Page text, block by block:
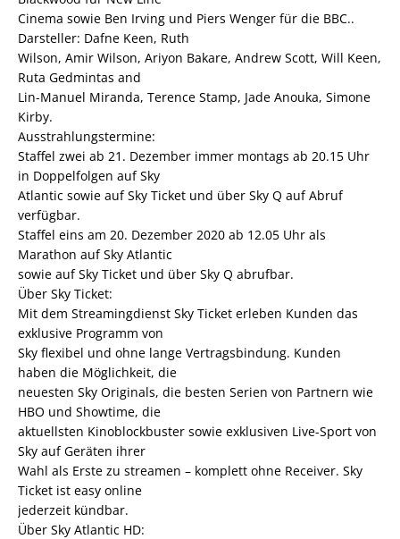
Cinema sowie Ben Irving und Piers Wenger für die BBC..
Darsteller: Dafne Keen, Ruth
Wilson, Amir Wilson, Ariyon Bakare, Andrew Scott, Will Keen,
Ruta Gedmintas and
Lin-Manuel Miranda, Terence Stamp, Jade Anouka, Simone
Kirby.
Ausstrahlungstermine:
Staffel zwei ab 21. Dezember immer montags ab 20.15 Uhr
in Doppelfolgen auf Sky
Atlantic sowie auf Sky Ticket und über Sky Q auf Abruf
verfügbar.
Staffel eins am 20. Dezember 2020 ab 12.05 Uhr als
Marathon auf Sky Atlantic
sowie auf Sky Ticket und über Sky Q abrufbar.
Über Sky Ticket:
Mit dem Streamingdienst Sky Ticket erleben Kunden das
exklusive Programm von
Sky flexibel und ohne lange Vertragsbindung. Kunden
haben die Möglichkeit, die
neuesten Sky Originals, die besten Serien von Partnern wie
HBO und Showtime, die
aktuellsten Kinoblockbuster sowie exklusiven Live-Sport von
Sky auf Geräten ihrer
Wahl als Erste zu streamen – komplett ohne Receiver. Sky
Ticket ist easy online
jederzeit kündbar.
Über Sky Atlantic HD: